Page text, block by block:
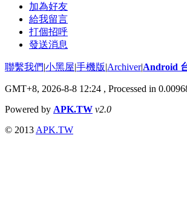
加為好友
給我留言
打個招呼
發送消息
聯繫我們|小黑屋|手機版|Archiver|Android
GMT+8, 2026-8-8 12:24 , Processed in
Powered by APK.TW v2.0
© 2013 APK.TW